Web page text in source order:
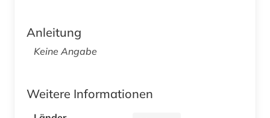
Anleitung
Keine Angabe
Weitere Informationen